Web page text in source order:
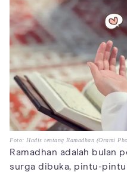
Foto: Hadis tentang Ramadhan (Orami
Ramadhan adalah bulan
surga dibuka, pintu-